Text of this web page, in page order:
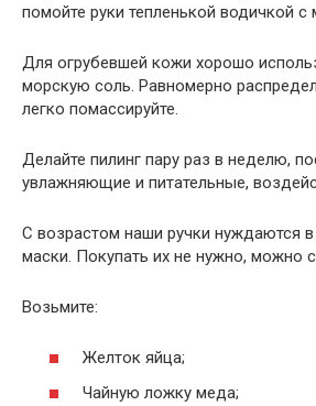
помойте руки тепленькой водичкой
Для огрубевшей кожи хорошо
морскую соль. Равномерно
легко помассируйте.
Делайте пилинг пару раз в неделю,
увлажняющие и питательные,
С возрастом наши ручки нуждаются в
маски. Покупать их не нужно, можно
Возьмите:
Желток яйца;
Чайную ложку меда;